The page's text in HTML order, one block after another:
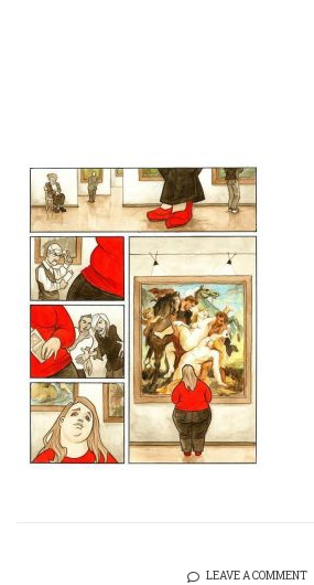
LEAVE A COMMENT